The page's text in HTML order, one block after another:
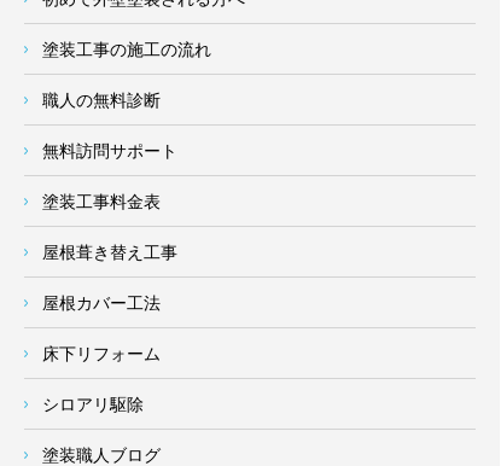
塗装工事の施工の流れ
職人の無料診断
無料訪問サポート
塗装工事料金表
屋根葺き替え工事
屋根カバー工法
床下リフォーム
シロアリ駆除
塗装職人ブログ